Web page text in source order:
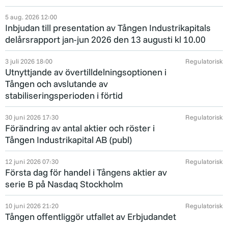
Bolagsordning
Bolagsstämmor
Hållbarhetsrapporter
Styrelse
Valberedning
Koncernledning
Ersättningsriktlinjer
Bolagsstyrningsrapporter
5 aug. 2026 12:00
Inbjudan till presentation av Tången Industrikapitals
delårsrapport jan-jun 2026 den 13 augusti kl 10.00
3 juli 2026 18:00
Utnyttjande av övertilldelningsoptionen i
Tången och avslutande av
stabiliseringsperioden i förtid
Regulatorisk
30 juni 2026 17:30
Förändring av antal aktier och röster i
Tången Industrikapital AB (publ)
Regulatorisk
12 juni 202607:30
Första dag för handel i Tångens aktier av
serie B på Nasdaq Stockholm
Regulatorisk
10 juni 2026 21:20
Tången offentliggör utfallet av Erbjudandet
Regulatorisk